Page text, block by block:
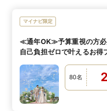
シルエット・素材
ります。
マタニティド
レス
あり
マタニティ対応。
心。
妥協したくない方
持ち込み料
有料
フェ
年代問わず大人気
料理のしめくくり
す。他では食べれ
もちろん二人の好
シェフによる料
理説明
可
おふたりがゲスト
からご説明いたしま
マイナビ限定
≪通年OK≫予算重視の方必
自己負担ゼロで叶えるお得
80名